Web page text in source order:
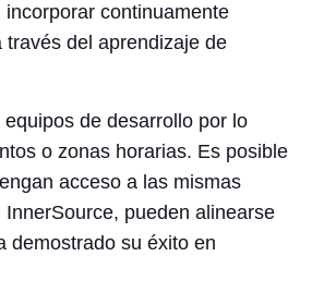
continuamente
del aprendizaje de
de desarrollo por lo
o zonas horarias. Es posible
acceso a las mismas
pueden alinearse
demostrado su éxito en